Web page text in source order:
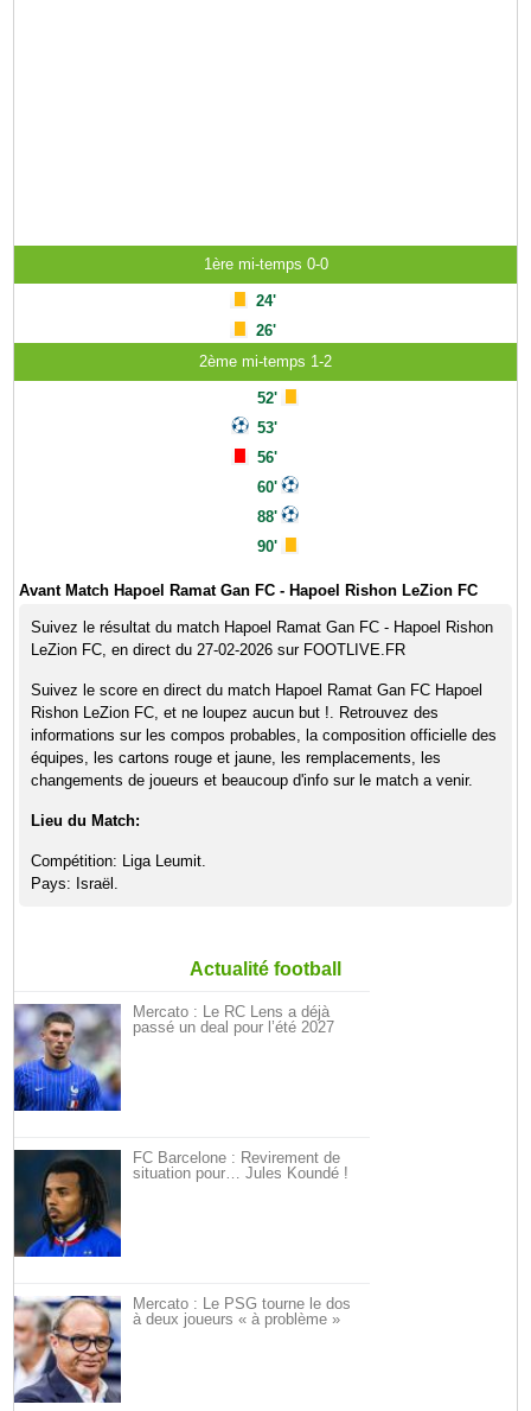
1ère mi-temps 0-0
24'
26'
2ème mi-temps 1-2
52'
53'
56'
60'
88'
90'
Avant Match Hapoel Ramat Gan FC - Hapoel Rishon LeZion FC
Suivez le résultat du match Hapoel Ramat Gan FC - Hapoel Rishon
LeZion FC, en direct du 27-02-2026 sur FOOTLIVE.FR
Suivez le score en direct du match Hapoel Ramat Gan FC Hapoel
Rishon LeZion FC, et ne loupez aucun but !. Retrouvez des
informations sur les compos probables, la composition officielle des
équipes, les cartons rouge et jaune, les remplacements, les
changements de joueurs et beaucoup d'info sur le match a venir.
Lieu du Match:
Compétition: Liga Leumit.
Pays: Israël.
Actualité football
Mercato : Le RC Lens a déjà
passé un deal pour l’été 2027
FC Barcelone : Revirement de
situation pour… Jules Koundé !
Mercato : Le PSG tourne le dos
à deux joueurs « à problème »